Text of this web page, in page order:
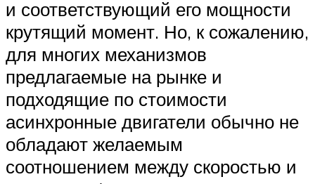
и соответствующий его мощности
крутящий момент. Но, к сожалению,
для многих механизмов
предлагаемые на рынке и
подходящие по стоимости
асинхронные двигатели обычно не
обладают желаемым
соотношением между скоростью и